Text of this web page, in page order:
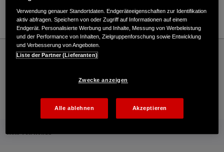
0841/954630
E-Mail
Honda
Rasen und Garten
Horsch Land- und Gartentechnik e.K. - Rasen und Garten – Honda - HONDA
Mehr von Honda
Verwendung genauer Standortdaten. Endgeräteeigenschaften zur Identifikation
aktiv abfragen. Speichern von oder Zugriff auf Informationen auf einem
Endgerät. Personalisierte Werbung und Inhalte, Messung von Werbeleistung
und der Performance von Inhalten, Zielgruppenforschung sowie Entwicklung
und Verbesserung von Angeboten.
Liste der Partner (Lieferanten)
Zwecke anzeigen
Alle ablehnen Akzeptieren